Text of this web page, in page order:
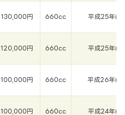
130,000円 660cc 平成25年
120,000円 660cc 平成25年
100,000円 660cc 平成26年
100,000円 660cc 平成24年